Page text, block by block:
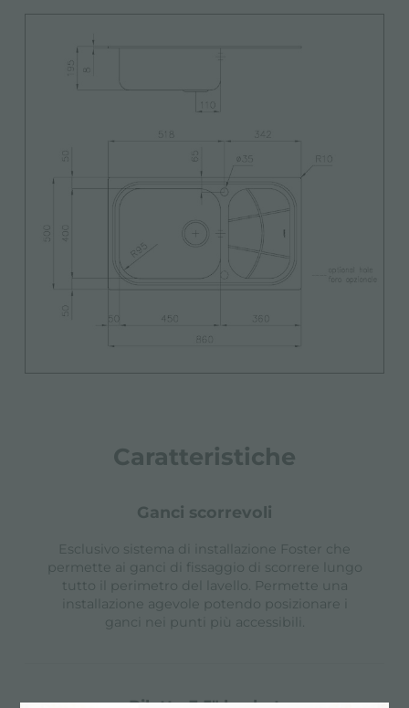
Caratteristiche
ganci scorrevoli
Esclusivo sistema di installazione Foster che
permette ai ganci di fissaggio di scorrere lungo
tutto il perimetro del lavello. Permette una
installazione agevole potendo posizionare i
ganci nei punti più accessibili.